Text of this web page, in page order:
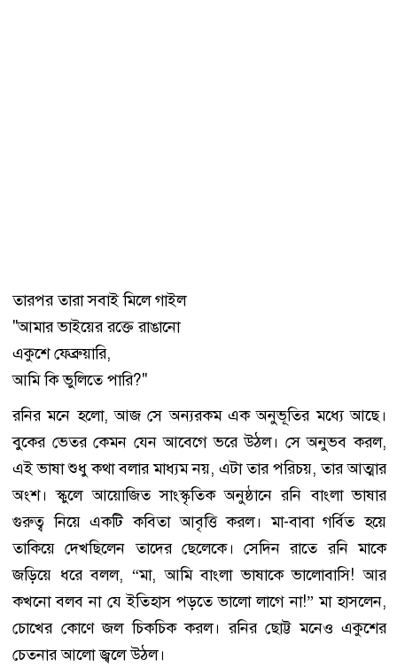
তারপর তারা সবাই মিলে গাইল
"আমার ভাইয়ের রক্তে রাঙানো
একুশে ফেব্রুয়ারি,
আমি কি ভুলিতে পারি?"
রনির মনে হলো, আজ সে অন্যরকম এক অনুভূতির মধ্যে আছে।
বুকের ভেতর কেমন যেন আবেগে ভরে উঠল। সে অনুভব করল,
এই ভাষা শুধু কথা বলার মাধ্যম নয়, এটা তার পরিচয়, তার আত্মার
অংশ। স্কুলে আয়োজিত সাংস্কৃতিক অনুষ্ঠানে রনি বাংলা ভাষার
গুরুত্ব নিয়ে একটি কবিতা আবৃত্তি করল। মা-বাবা গর্বিত হয়ে
তাকিয়ে দেখছিলেন তাদের ছেলেকে। সেদিন রাতে রনি মাকে
জড়িয়ে ধরে বলল, “মা, আমি বাংলা ভাষাকে ভালোবাসি! আর
কখনো বলব না যে ইতিহাস পড়তে ভালো লাগে না!” মা হাসলেন,
চোখের কোণে জল চিকচিক করল। রনির ছোট্ট মনেও একুশের
চেতনার আলো জ্বলে উঠল।